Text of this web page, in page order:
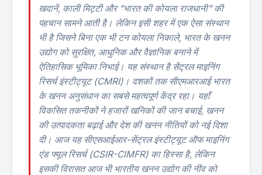
खदानें, काली मिट्टी और "भारत की कोयला राजधानी" की
पहचान सामने आती है। लेकिन इसी शहर में एक ऐसा संस्थान
भी है जिसने बिना एक भी टन कोयला निकाले, भारत के खनन
उद्योग को सुरक्षित, आधुनिक और वैज्ञानिक बनाने में
ऐतिहासिक भूमिका निभाई। यह संस्थान है सेंट्रल माइनिंग
रिसर्च इंस्टीट्यूट (CMRI)। दशकों तक सीएमआरआई भारत
के खनन अनुसंधान का सबसे महत्वपूर्ण केंद्र रहा। यहाँ
विकसित तकनीकों ने हजारों खनिकों की जान बचाई, खनन
की उत्पादकता बढ़ाई और देश की खनन नीतियों को नई दिशा
दी। आज यह सीएसआईआर-सेंट्रल इंस्टीट्यूट ऑफ माइनिंग
एंड फ्यूल रिसर्च (CSIR-CIMFR) का हिस्सा है, लेकिन
इसकी विरासत आज भी भारतीय खनन उद्योग की नींव को